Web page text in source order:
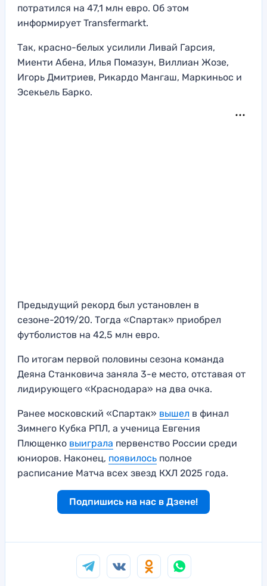
потратился на 47,1 млн евро. Об этом
информирует Transfermarkt.
Так, красно-белых усилили Ливай Гарсия,
Миенти Абена, Илья Помазун, Виллиан Жозе,
Игорь Дмитриев, Рикардо Мангаш, Маркиньос и
Эсекьель Барко.
Предыдущий рекорд был установлен в
сезоне-2019/20. Тогда «Спартак» приобрел
футболистов на 42,5 млн евро.
По итогам первой половины сезона команда
Деяна Станковича заняла 3-е место, отставая от
лидирующего «Краснодара» на два очка.
Ранее московский «Спартак» вышел в финал
Зимнего Кубка РПЛ, а ученица Евгения
Плющенко выиграла первенство России среди
юниоров. Наконец, появилось полное
расписание Матча всех звезд КХЛ 2025 года.
Подпишись на нас в Дзене!